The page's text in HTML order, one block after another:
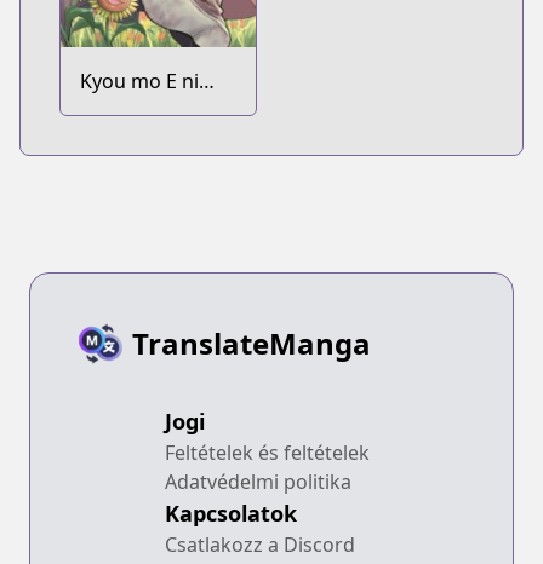
Kyou mo E ni
Kaita Mochi ga
TranslateManga
Jogi
Feltételek és feltételek
Adatvédelmi politika
Kapcsolatok
Csatlakozz a Discord